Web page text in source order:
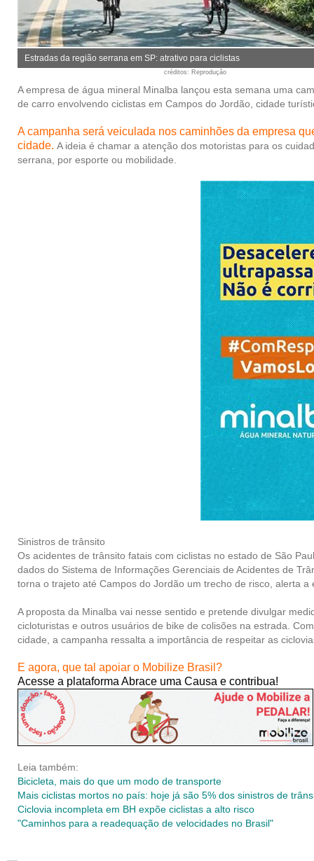
Estradas da região serrana em SP: atrativo para ciclistas
créditos: Reprodução
A empresa de água mineral Minalba lançou esta semana uma
de carro envolvendo ciclistas em Campos do Jordão, cidade
A campanha será veiculada nos caminhões da empresa
cidade. A ideia é chamar a atenção dos motoristas para os
serrana, por esporte ou mobilidade.
Sinistros de trânsito
Os acidentes de trânsito fatais com ciclistas no estado de São
dados do Sistema de Informações Gerenciais de Acidentes de
torna o trajeto até Campos do Jordão um trecho de risco, alerta
A proposta da Minalba vai nesse sentido e pretende divulgar
cicloturistas e outros usuários de bike de colisões na estrada.
cidade, a campanha ressalta a importância de respeitar as
E agora, que tal apoiar o Mobilize Brasil?
Acesse a plataforma Abrace uma Causa e contribua!
Leia também:
Bicicleta, mais do que um modo de transporte
Mais ciclistas mortos no país: hoje já são 5% dos sinistros de
Ciclovia incompleta em BH expõe ciclistas a alto risco
"Caminhos para a readequação de velocidades no Brasil"